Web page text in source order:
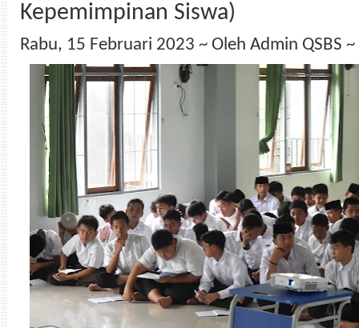
Kepemimpinan Siswa)
Rabu, 15 Februari 2023 ~ Oleh Admin QSBS ~